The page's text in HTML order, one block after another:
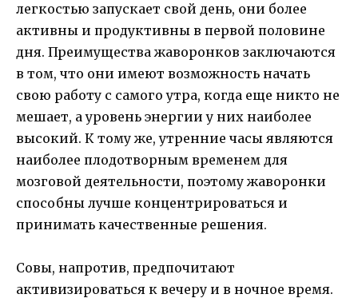
легкостью запускает свой день, они более
активны и продуктивны в первой половине
дня. Преимущества жаворонков заключаются
в том, что они имеют возможность начать
свою работу с самого утра, когда еще никто не
мешает, а уровень энергии у них наиболее
высокий. К тому же, утренние часы являются
наиболее плодотворным временем для
мозговой деятельности, поэтому жаворонки
способны лучше концентрироваться и
принимать качественные решения.
Совы, напротив, предпочитают
активизироваться к вечеру и в ночное время.